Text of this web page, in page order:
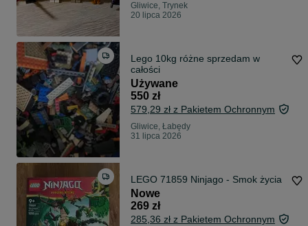
Gliwice, Trynek
20 lipca 2026
Lego 10kg różne sprzedam w
całości
Używane
550 zł
579,29 zł z Pakietem Ochronnym
Gliwice, Łabędy
31 lipca 2026
LEGO 71859 Ninjago - Smok życia
Nowe
269 zł
285,36 zł z Pakietem Ochronnym